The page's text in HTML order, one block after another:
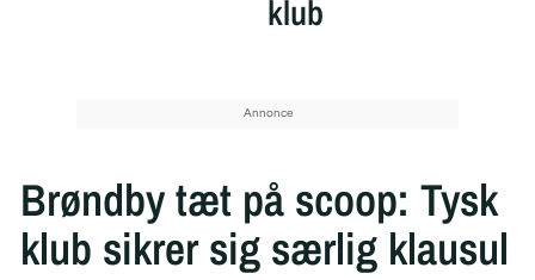
klub
Brøndby tæt på scoop: Tysk
klub sikrer sig særlig klausul